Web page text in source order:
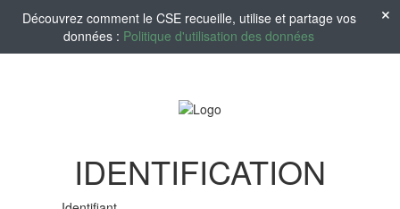
Découvrez comment le CSE recueille, utilise et partage vos
données : Politique d'utilisation des données
IDENTIFICATION